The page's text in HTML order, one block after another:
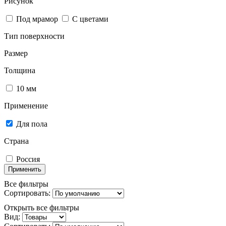
Под мрамор
С цветами
Тип поверхности
Размер
Толщина
10 мм
Применение
Для пола
Страна
Россия
Применить
Все фильтры
Сортировать:
Открыть все фильтры
Вид: